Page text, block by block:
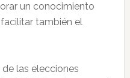
un conocimiento
también el
las elecciones